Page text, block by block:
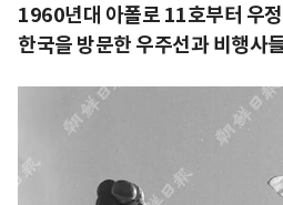
1960년대 아폴로 11호부터 우
한국을 방문한 우주선과 비행사